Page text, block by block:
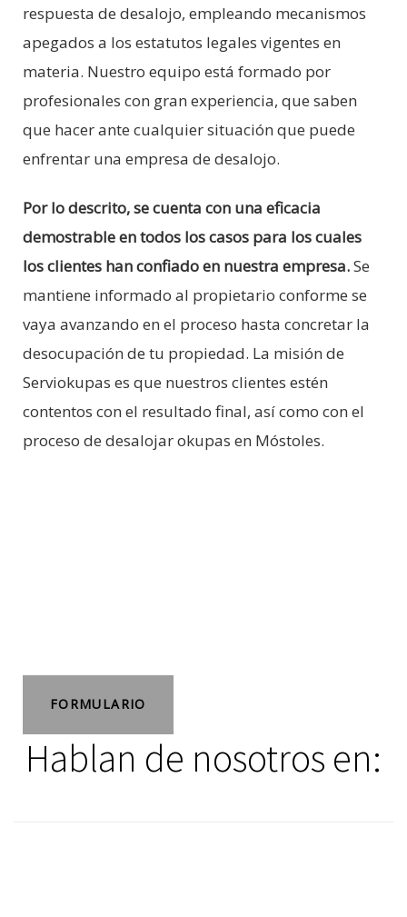
respuesta de desalojo, empleando mecanismos
apegados a los estatutos legales vigentes en
materia. Nuestro equipo está formado por
profesionales con gran experiencia, que saben
que hacer ante cualquier situación que puede
enfrentar una empresa de desalojo.
Por lo descrito, se cuenta con una eficacia
demostrable en todos los casos para los cuales
los clientes han confiado en nuestra empresa.Se
mantiene informado al propietario conforme se
vaya avanzando en el proceso hasta concretar la
desocupación de tu propiedad. La misión de
Serviokupas es que nuestros clientes estén
contentos con el resultado final, así como con el
proceso de desalojar okupas en Móstoles.
FORMULARIO
Hablan de nosotros en: